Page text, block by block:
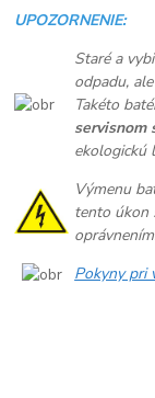
UPOZORNENIE:
Staré a
odpadu,
Takéto
servisnom
ekologickú
Výmenu
tento úkon
Pokyny pri